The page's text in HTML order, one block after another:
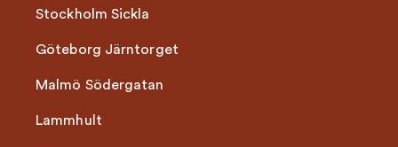
Stockholm Sickla
Göteborg Järntorget
Malmö Södergatan
Lammhult